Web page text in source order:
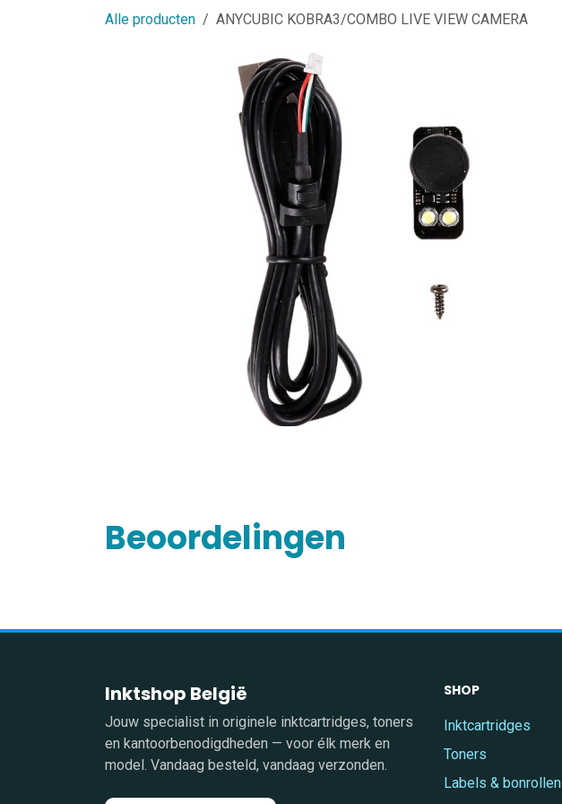
Alle producten ANYCUBIC KOBRA3/COMBO LIVE VIEW CAMERA
Beoordelingen
Inktshop België
Jouw specialist in originele inktcartridges, toners
en kantoorbenodigdheden — voor élk merk en
model. Vandaag besteld, vandaag verzonden.
SHOP
Inktcartridges
Toners
Labels & bonrollen